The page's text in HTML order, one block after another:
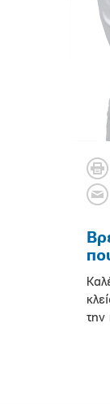
την